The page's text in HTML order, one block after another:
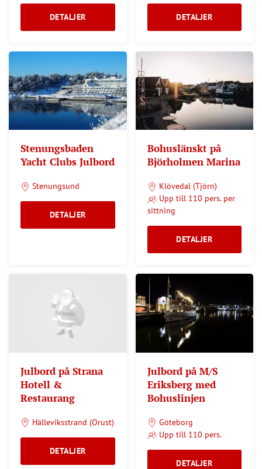
DETALJER DETALJER
Stenungsbaden
Yacht Clubs Julbord
Stenungsund
DETALJER
Bohuslänskt på
Björholmen Marina
Klövedal (Tjörn)
Upp till 110 pers. per
sittning
DETALJER
Julbord på Strana
Hotell &
Restaurang
Hälleviksstrand (Orust)
DETALJER
Julbord på M/S
Eriksberg med
Bohuslinjen
Göteborg
Upp till 110 pers.
DETALJER